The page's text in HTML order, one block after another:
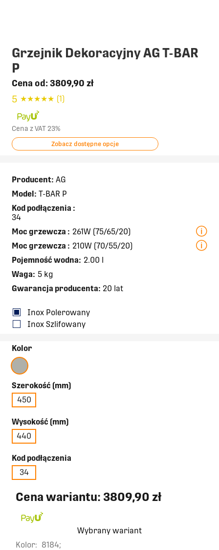
Grzejnik Dekoracyjny AG T-BAR
P
Cena od: 3809,90 zł
5 ★★★★★ (1)
Cena z VAT 23%
Zobacz dostępne opcje
Producent: AG
Model: T-BAR P
Kod podłączenia :
34
Moc grzewcza : 261W (75/65/20)
Moc grzewcza : 210W (70/55/20)
Pojemność wodna: 2.00 l
Waga: 5 kg
Gwarancja producenta: 20 lat
Inox Polerowany
Inox Szlifowany
Kolor
Szerokość (mm)
450
Wysokość (mm)
440
Kod podłączenia
34
Cena wariantu: 3809,90 zł
Wybrany wariant
Kolor: 8184;